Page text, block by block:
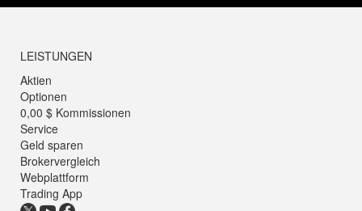
LEISTUNGEN
Aktien
Optionen
0,00 $ Kommissionen
Service
Geld sparen
Brokervergleich
Webplattform
Trading App